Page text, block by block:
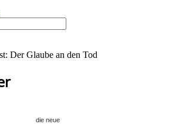
Der Glaube an den Tod
die neue